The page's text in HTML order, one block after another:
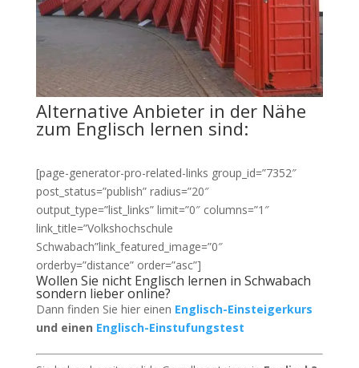
Alternative Anbieter in der Nähe
zum Englisch lernen sind:
[page-generator-pro-related-links group_id=”7352″
post_status=”publish” radius=”20″
output_type=”list_links” limit=”0″ columns=”1″
link_title=”Volkshochschule
Schwabach”link_featured_image=”0″
orderby=”distance” order=”asc”]
Wollen Sie nicht Englisch lernen in Schwabach
sondern lieber online?
Dann finden Sie hier einen Englisch-Einsteigerkurs
und einen Englisch-Einstufungstest